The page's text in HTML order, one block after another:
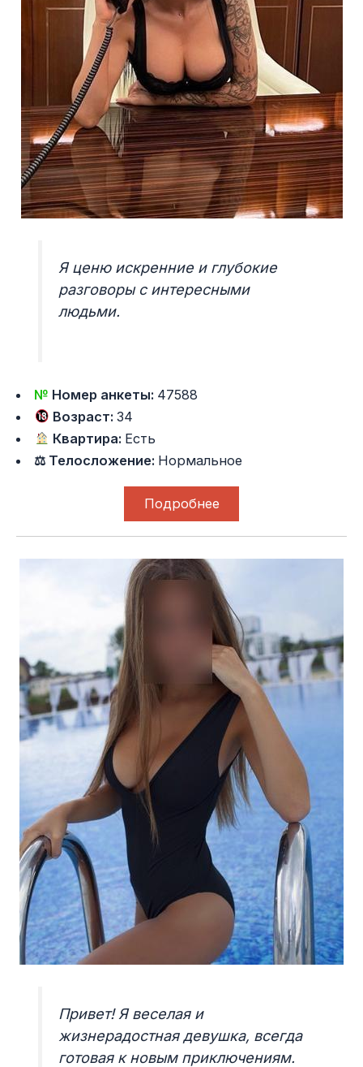
Я ценю искренние и глубокие
разговоры с интересными
людьми.
№ Номер анкеты: 47588
Возраст:34
Квартира: Есть
⚖ Телосложение: Нормальное
Подробнее
Привет! Я веселая и
жизнерадостная девушка, всегда
готовая к новым приключениям.